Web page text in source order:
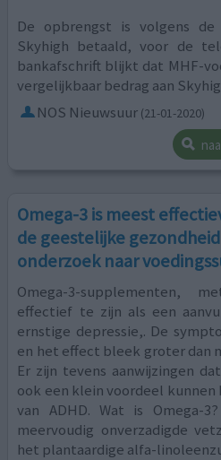
De opbrengst is volgens de
Skyhigh betaald, voor de
bankafschrift blijkt dat MHF-
vergelijkbaar bedrag aan
NOS Nieuwsuur (21-01-2020)
Omega-3 is meest
de geestelijke
onderzoek naar
Omega-3-supplementen,
effectief te zijn als een
ernstige depressie,. De
en het effect bleek groter dan
Er zijn tevens aanwijzingen
ook een klein voordeel
van ADHD. Wat is Omega-
meervoudig onverzadigde
het plantaardige alfa-